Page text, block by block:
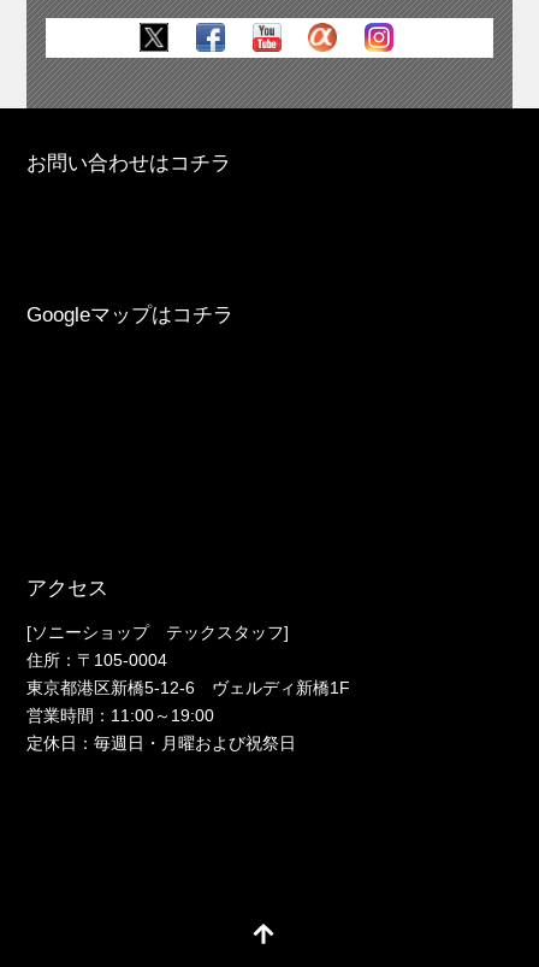
お問い合わせはコチラ
Googleマップはコチラ
アクセス
[ソニーショップ テックスタッフ]
住所：〒105-0004
東京都港区新橋5-12-6 ヴェルディ新橋1F
営業時間：11:00～19:00
定休日：毎週日・月曜および祝祭日